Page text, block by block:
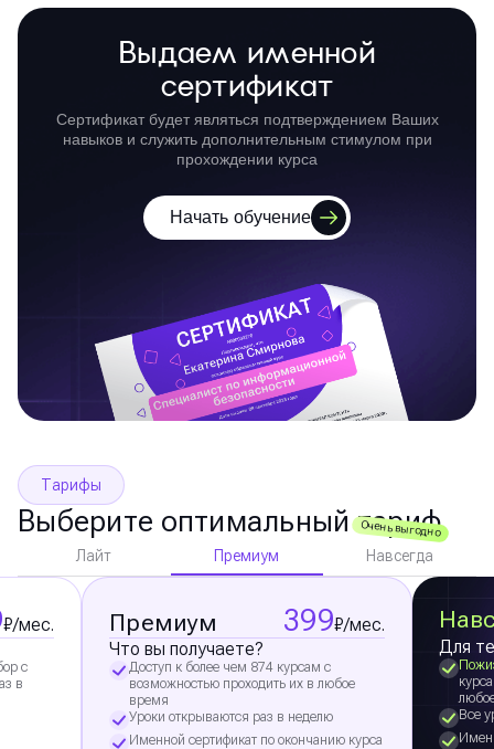
Выдаем именной
сертификат
Сертификат будет являться подтверждением Ваших
навыков и служить дополнительным стимулом при
прохождении курса
Начать обучение
Тарифы
Выберите оптимальный тариф
Очень выгодно
Лайт Премиум Навсегда
₽/мес.
с
в
Премиум 399₽/мес.
Что вы получаете?
Доступ к более чем 874 курсам с
возможностью проходить их в любое
время
Уроки открываются раз в неделю
Именной сертификат по окончанию курса
Для
Все